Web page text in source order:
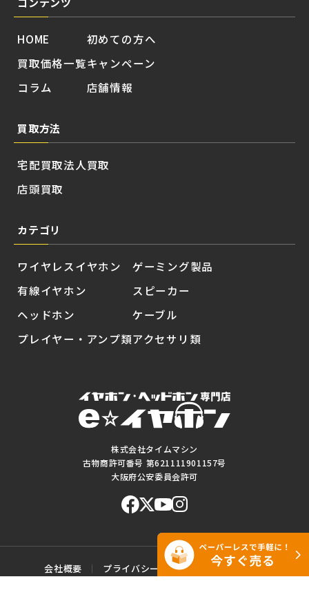
株式会社タイムマシン
古物商許可番号 第621111901157号
大阪府公安委員会許可
HOME
買取価格一覧
コラム
初めての方へ
キャンペーン
店舗情報
買取方法
宅配買取
店頭買取
法人買取
カテゴリ
ワイヤレスイヤホン
有線イヤホン
ヘッドホン
プレイヤー・アンプ類
ゲーミング製品
スピーカー
ケーブル
アクセサリ類
会社概要 プライバシーポリシー
ご利用規約